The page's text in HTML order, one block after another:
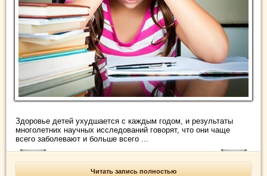
Здоровье детей ухудшается с каждым годом, и результаты
многолетних научных исследований говорят, что они чаще
всего заболевают и больше всего ...
Читать запись полностью